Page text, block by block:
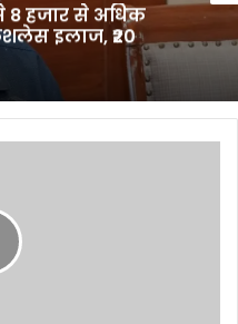
8 हजार से अधिक
इलाज, ₹20